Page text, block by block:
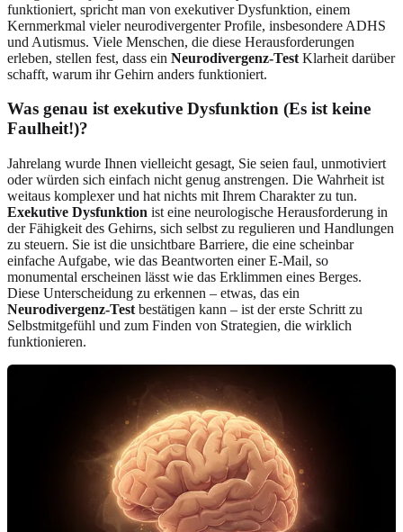
funktioniert, spricht man von exekutiver Dysfunktion, einem
Kernmerkmal vieler neurodivergenter Profile, insbesondere ADHS
und Autismus. Viele Menschen, die diese Herausforderungen
erleben, stellen fest, dass ein Neurodivergenz-Test Klarheit darüber
schafft, warum ihr Gehirn anders funktioniert.
Was genau ist exekutive Dysfunktion (Es ist keine
Faulheit!)?
Jahrelang wurde Ihnen vielleicht gesagt, Sie seien faul, unmotiviert
oder würden sich einfach nicht genug anstrengen. Die Wahrheit ist
weitaus komplexer und hat nichts mit Ihrem Charakter zu tun.
Exekutive Dysfunktion ist eine neurologische Herausforderung in
der Fähigkeit des Gehirns, sich selbst zu regulieren und Handlungen
zu steuern. Sie ist die unsichtbare Barriere, die eine scheinbar
einfache Aufgabe, wie das Beantworten einer E-Mail, so
monumental erscheinen lässt wie das Erklimmen eines Berges.
Diese Unterscheidung zu erkennen – etwas, das ein
Neurodivergenz-Test bestätigen kann – ist der erste Schritt zu
Selbstmitgefühl und zum Finden von Strategien, die wirklich
funktionieren.